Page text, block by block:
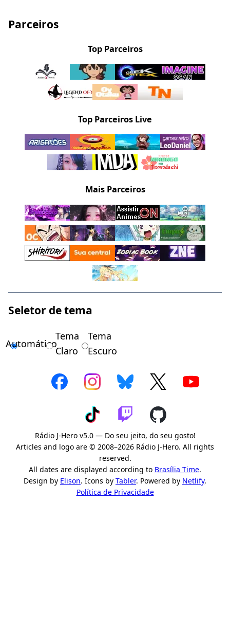
Parceiros
Top Parceiros
Top Parceiros Live
Mais Parceiros
Seletor de tema
Automático
Tema
Claro
Tema
Escuro
Rádio J-Hero v5.0 — Do seu jeito, do seu gosto!
Articles and logo are © 2008–2026 Rádio J-Hero. All rights
reserved.
All dates are displayed according to Brasília Time.
Design by Elison. Icons by Tabler. Powered by Netlify.
Política de Privacidade